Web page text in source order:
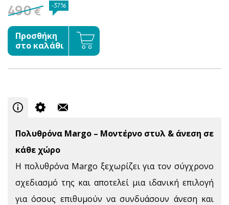
490€ -37%
Προσθήκη
στο καλάθι
Πολυθρόνα Margo – Μοντέρνο στυλ & άνεση σε
κάθε χώρο
Η πολυθρόνα Margo ξεχωρίζει για τον σύγχρονο
σχεδιασμό της και αποτελεί μια ιδανική επιλογή
για όσους επιθυμούν να συνδυάσουν άνεση και